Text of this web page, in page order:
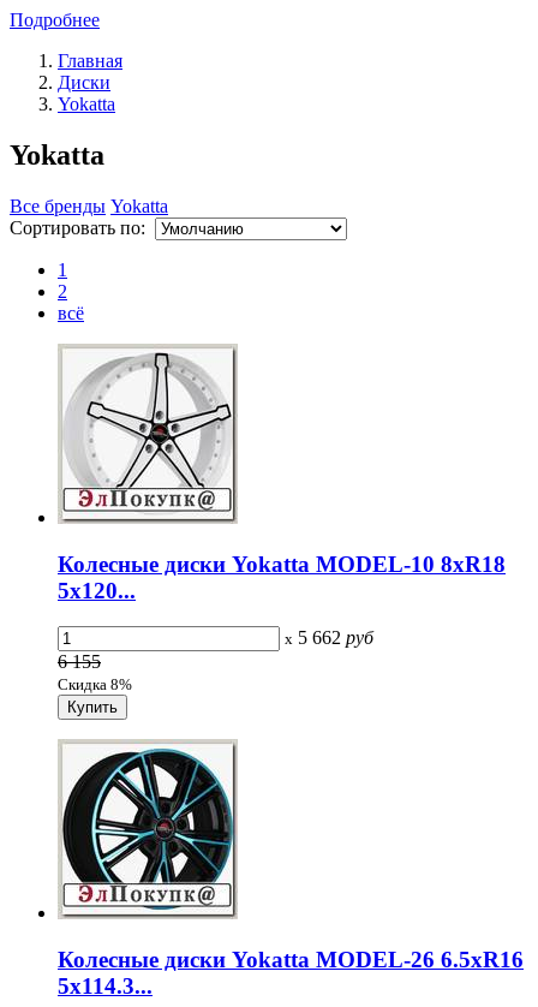
Подробнее
Главная
Диски
Yokatta
Yokatta
Все бренды Yokatta
Сортировать по:
1
2
всё
Колесные диски Yokatta MODEL-10 8xR18
5x120...
x 5 662 руб
6 155
Скидка 8%
Колесные диски Yokatta MODEL-26 6.5xR16
5x114.3...